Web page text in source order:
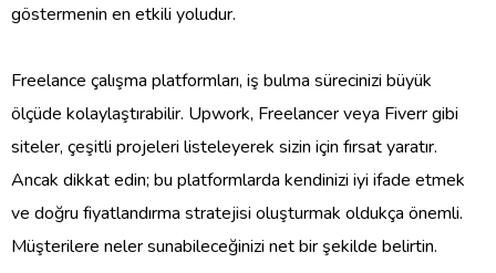
göstermenin en etkili yoludur.
Freelance çalışma platformları, iş bulma sürecinizi büyük
ölçüde kolaylaştırabilir. Upwork, Freelancer veya Fiverr gibi
siteler, çeşitli projeleri listeleyerek sizin için fırsat yaratır.
Ancak dikkat edin; bu platformlarda kendinizi iyi ifade etmek
ve doğru fiyatlandırma stratejisi oluşturmak oldukça önemli.
Müşterilere neler sunabileceğinizi net bir şekilde belirtin.